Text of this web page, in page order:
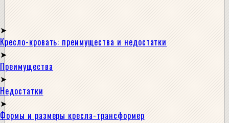
Кресло-кровать: преимущества и недостатки
Преимущества
Недостатки
Формы и размеры кресла-трансформер